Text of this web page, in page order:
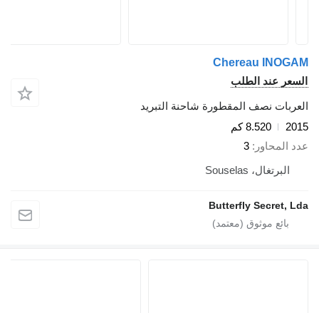
Chereau
عند الطلب
نصف المقطورة شاحنة التبريد
8.520 كم
المحاور 3
البرتغال، Souselas
Butterfly Secret,